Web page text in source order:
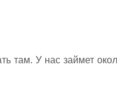
там. У нас займет